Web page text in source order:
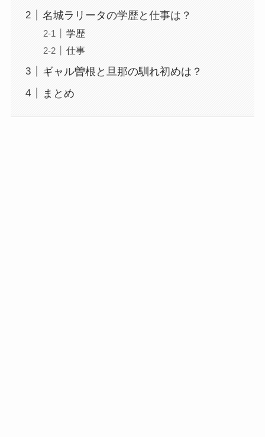
名城ラリータの学歴と仕事は？
学歴
仕事
ギャル曽根と旦那の馴れ初めは？
まとめ